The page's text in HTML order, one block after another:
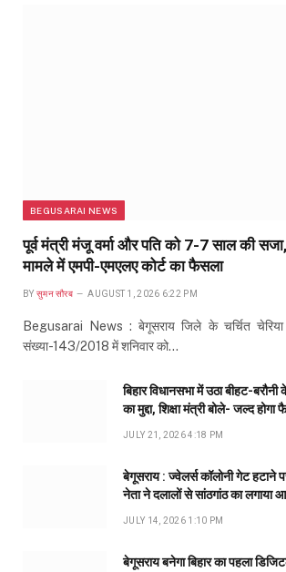
BEGUSARAI NEWS
पूर्व मंत्री मंजू वर्मा और पति को 7-7 साल की
मामले में एमपी-एमएलए कोर्ट का फैसला
BY सुमन सौरब AUGUST 1, 2026 6:22 PM
Begusarai News : बेगूसराय जिले के चर्चित चेरिया
संख्या-143/2018 में शनिवार को…
बिहार विधानसभा में उठा बीहट-
का मुद्दा, शिक्षा मंत्री बोले- जल्द होगा
JULY 21, 2026 4:18 PM
बेगूसराय : ज्वेलर्स कॉलोनी गेट हटाने
नेता ने दलालों से सांठगांठ का लगाया
JULY 14, 2026 1:10 PM
बेगूसराय बनेगा बिहार का पहला